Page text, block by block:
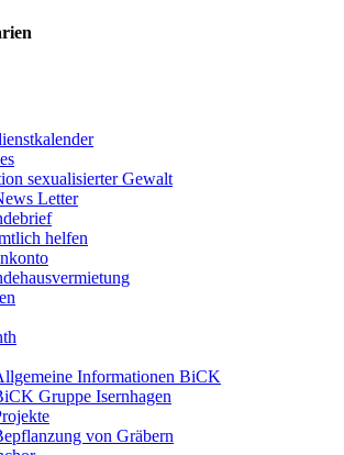
sexualisierter Gewalt
Letter
helfen
Informationen BiCK
Gruppe Isernhagen
von Gräbern